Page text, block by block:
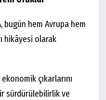
bugün hem Avrupa hem
hikâyesi olarak
çıkarlarını
sürdürülebilirlik ve